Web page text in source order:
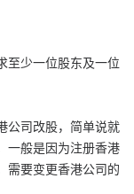
至少一位股东及一位
公司改股，简单说就
一般是因为注册香港
需要变更香港公司的